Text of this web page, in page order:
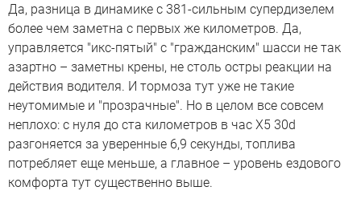
Да, разница в динамике с 381-сильным супердизелем
более чем заметна с первых же километров. Да,
управляется "икс-пятый" с "гражданским" шасси не так
азартно – заметны крены, не столь остры реакции на
действия водителя. И тормоза тут уже не такие
неутомимые и "прозрачные". Но в целом все совсем
неплохо: с нуля до ста километров в час X5 30d
разгоняется за уверенные 6,9 секунды, топлива
потребляет еще меньше, а главное – уровень ездового
комфорта тут существенно выше.